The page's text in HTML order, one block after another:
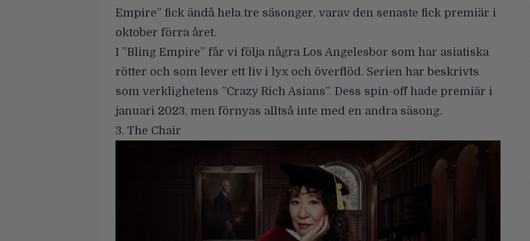
Empire” fick ändå hela tre säsonger, varav den senaste fick premiär i
oktober förra året.
I ”Bling Empire” får vi följa några Los Angelesbor som har asiatiska
rötter och som lever ett liv i lyx och överflöd. Serien har beskrivts
som verklighetens ”Crazy Rich Asians”. Dess spin-off hade premiär i
januari 2023, men förnyas alltså inte med en andra säsong.
3. The Chair